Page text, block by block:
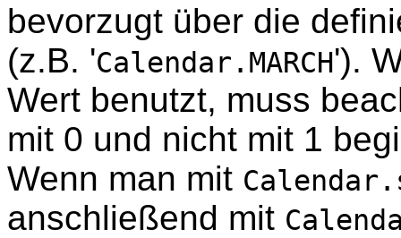
bevorzugt über die
(z.B. 'Calendar.MARCH').
Wert benutzt, muss
mit 0 und nicht mit 1
Wenn man mit
anschließend mit